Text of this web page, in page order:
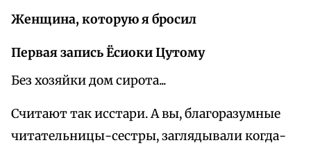
Женщина, которую я бросил
Первая запись Ёсиоки Цутому
Без хозяйки дом сирота...
Считают так исстари. А вы, благоразумные
читательницы-сестры, заглядывали когда-